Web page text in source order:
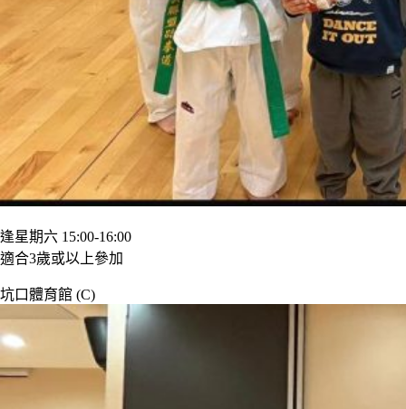
逢星期六 15:00-16:00
適合3歲或以上參加
坑口體育館 (C)